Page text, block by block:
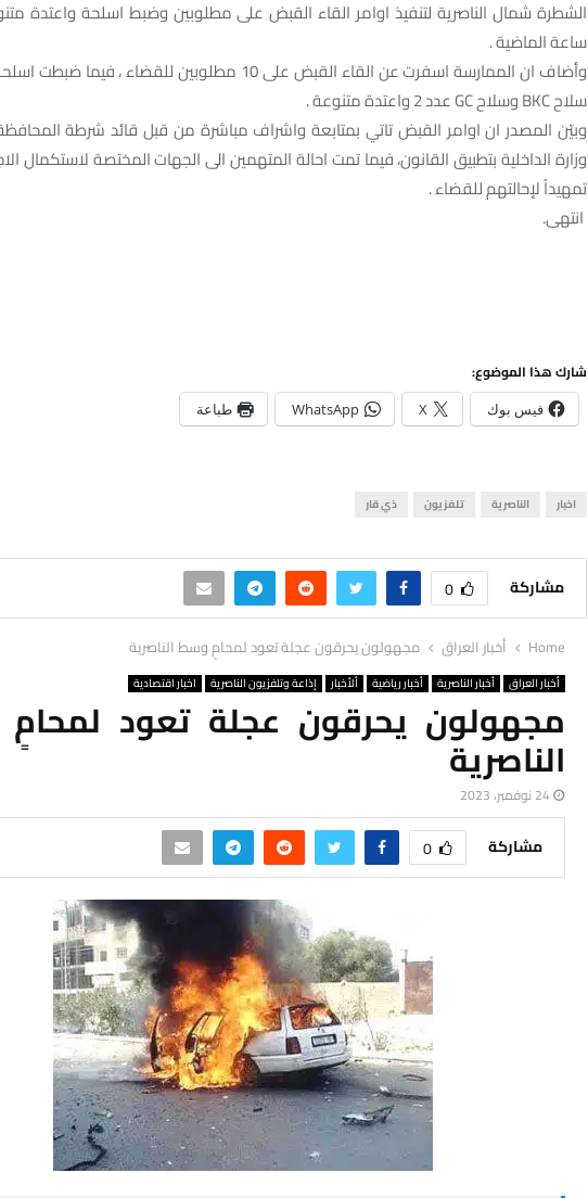
ساعة الماضية .
وأضاف ان الممارسة اسفرت عن القاء القبض على 10 مطلوبين
سلاح BKC وسلاح GC عدد 2 واعتدة متنوعة .
وبيّن المصدر ان اوامر القبض تاتي بمتابعة واشراف مباشرة من قبل قائد شرطة المحافظة
وزارة الداخلية بتطبيق القانون، فيما تمت احالة المتهمين الى الجهات المختصة لاستكمال
تمهيداً لإحالتهم للقضاء .
انتهى.‏
شارك هذا الموضوع:
فيس بوك X
WhatsApp طباعة
اخبار الناصرية تلفزيون ذي قار
مشاركة 0
Home أخبار العراق مجهولون يحرقون عجلة تعود لمحامٍ وسط الناصرية
أخبار العراق أخبار الناصرية أخبار رياضية ألأخبار إذاعة وتلفزيون الناصرية اخبار اقتصادية
مجهولون يحرقون عجلة تعود
الناصرية
24 نوفمبر، 2023
مشاركة 0